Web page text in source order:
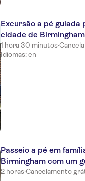
Excursão a pé guiada
cidade de Birmingham
1 hora 30 minutos·
Idiomas: en
Passeio a pé em
Birmingham com um
2 horas·Cancelamento